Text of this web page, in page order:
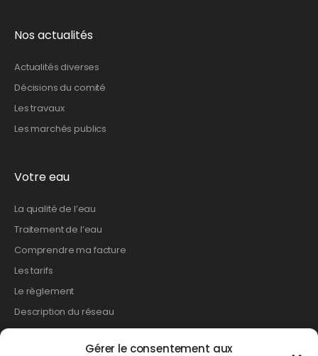
Gérer le consentement aux
Nos actualités
Actualités diverses
Décisions du comité
Les travaux
Les marchés publics
Votre eau
La qualité de l’eau
Traitement de l’eau
Comprendre ma facture
Les tarifs
Le règlement
Description du réseau